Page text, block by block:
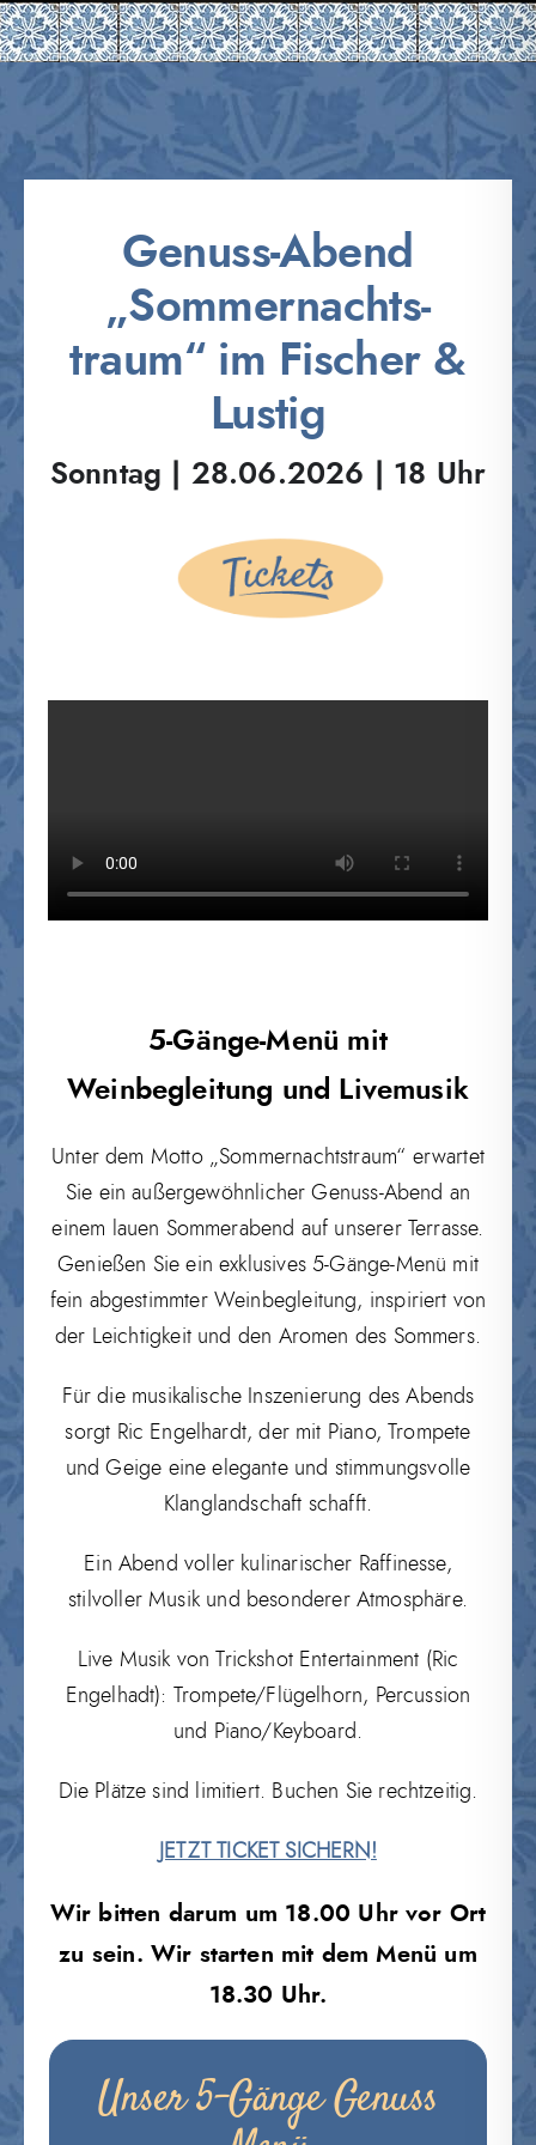
Genuss-Abend
„Sommernachts­
traum“ im Fischer &
Lustig
Sonntag | 28.06.2026 | 18 Uhr
5-Gänge-Menü mit
Weinbegleitung und Livemusik
Unter dem Motto „Sommernachtstraum“ erwartet
Sie ein außergewöhnlicher Genuss-Abend an
einem lauen Sommerabend auf unserer Terrasse.
Genießen Sie ein exklusives 5-Gänge-Menü mit
fein abgestimmter Weinbegleitung, inspiriert von
der Leichtigkeit und den Aromen des Sommers.
Für die musikalische Inszenierung des Abends
sorgt Ric Engelhardt, der mit Piano, Trompete
und Geige eine elegante und stimmungsvolle
Klanglandschaft schafft.
Ein Abend voller kulinarischer Raffinesse,
stilvoller Musik und besonderer Atmosphäre.
Live Musik von Trickshot Entertainment (Ric
Engelhadt): Trompete/Flügelhorn, Percussion
und Piano/Keyboard.
Die Plätze sind limitiert. Buchen Sie rechtzeitig.
JETZT TICKET SICHERN!
Wir bitten darum um 18.00 Uhr vor Ort
zu sein. Wir starten mit dem Menü um
18.30 Uhr.
Unser 5-Gänge Genuss